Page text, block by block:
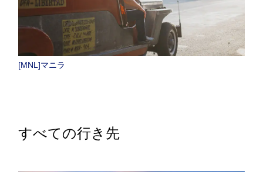
[MNL]マニラ
すべての行き先